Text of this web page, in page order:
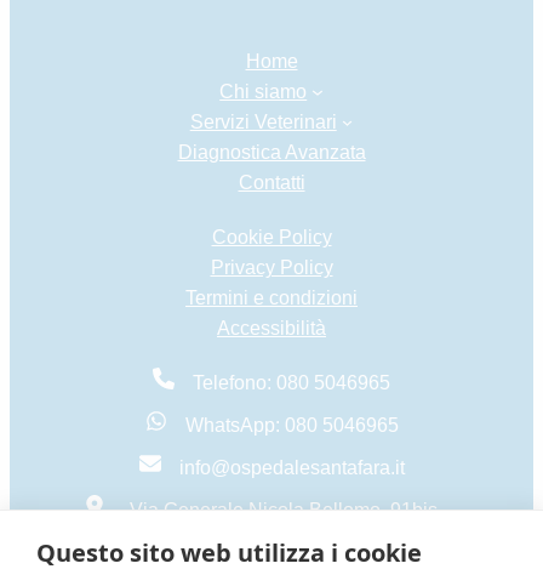
Questo sito web utilizza i cookie
Home
Chi siamo
Servizi Veterinari
Diagnostica Avanzata
Contatti
Cookie Policy
Privacy Policy
Termini e condizioni
Accessibilità
Telefono: 080 5046965
WhatsApp: 080 5046965
info@ospedalesantafara.it
Via Generale Nicola Bellomo, 91bis –
70124 BARI